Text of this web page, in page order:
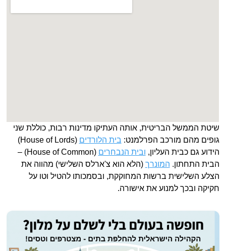
שיטת הממשל הבריטית, אותה העתיקו מדינות רבות, כוללת שני
גופים מהם מורכב הפרלמנט: בית הלורדים
(House of Lords)
הידוע גם כבית העליון, ובית הנבחרים
(House of Common) –
הבית התחתון. המונרך (הלא הוא צ'ארלס השלישי) מהווה את
הצלע השלישית ברשות המחוקקת, ובסמכותו להטיל וטו על
חקיקה ובכך למנוע את אישורה.